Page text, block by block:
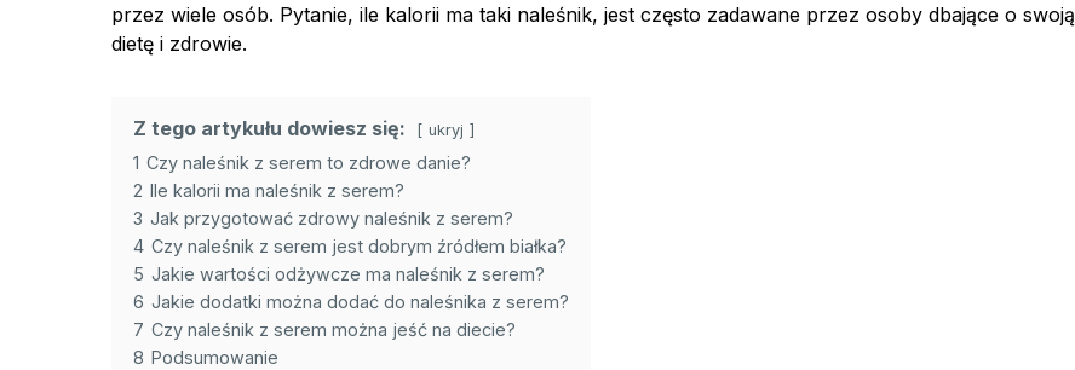
przez wiele osób. Pytanie, ile kalorii ma taki naleśnik, jest często zadawane przez osoby dbające o swoją
dietę i zdrowie.
Z tego artykułu dowiesz się: ukryj
1 Czy naleśnik z serem to zdrowe danie?
2 Ile kalorii ma naleśnik z serem?
3 Jak przygotować zdrowy naleśnik z serem?
4 Czy naleśnik z serem jest dobrym źródłem białka?
5 Jakie wartości odżywcze ma naleśnik z serem?
6 Jakie dodatki można dodać do naleśnika z serem?
7 Czy naleśnik z serem można jeść na diecie?
8 Podsumowanie